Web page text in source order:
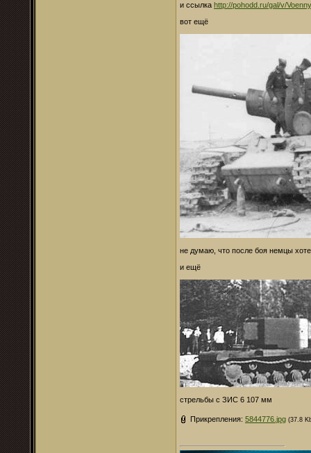
и ссылка http://pohodd.ru/gal/v/
вот ещё
не думаю, что после боя немцы
и ещё
стрельбы с ЗИС 6 107 мм
Прикрепления: 5844776.jpg (37.8